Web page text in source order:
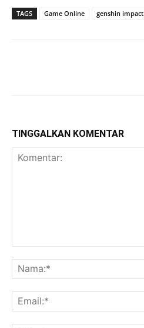
TAGS Game Online genshin impact
TINGGALKAN KOMENTAR